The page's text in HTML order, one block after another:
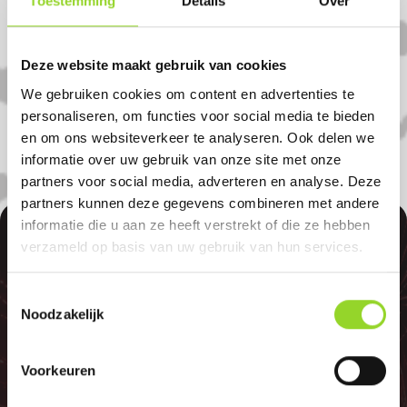
Deze website maakt gebruik van cookies
We gebruiken cookies om content en advertenties te
personaliseren, om functies voor social media te bieden
en om ons websiteverkeer te analyseren. Ook delen we
informatie over uw gebruik van onze site met onze
partners voor social media, adverteren en analyse. Deze
partners kunnen deze gegevens combineren met andere
informatie die u aan ze heeft verstrekt of die ze hebben
verzameld op basis van uw gebruik van hun services.
Noodzakelijk
Voorkeuren
Amsterdam in Amsterdam. U bent van
harte welkom! U bent uiteraard ook
welkom als u uit De aker, Geuzenveld of
Amstelveen komt.
100%